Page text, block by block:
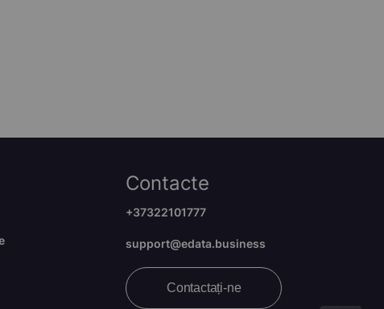
Contacte
+37322101777
support@edata.business
Contactați-ne